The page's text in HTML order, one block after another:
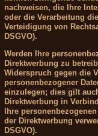
nachweisen, die Ihre
oder die Verarbeitung
Verteidigung von
DSGVO).
Werden Ihre
Direktwerbung zu
Widerspruch gegen die
personenbezogener
einzulegen; dies gilt
Direktwerbung in
Ihre
der Direktwerbung
DSGVO).